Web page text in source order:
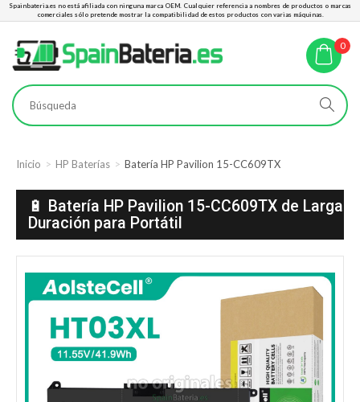
Spainbateria.es no está afiliada con ninguna marca OEM. Cualquier referencia a nombres de productos o marcas
comerciales sólo pretende mostrar la compatibilidad de estos productos con varias máquinas.
0
Inicio HP Baterías Batería HP Pavilion 15-CC609TX
🔋 Batería HP Pavilion 15-CC609TX de Larga
Duración para Portátil